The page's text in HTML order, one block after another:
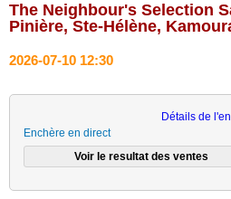
The Neighbour's Selection
Pinière, Ste-Hélène,
2026-07-10 12:30
Détails de
Enchère en direct